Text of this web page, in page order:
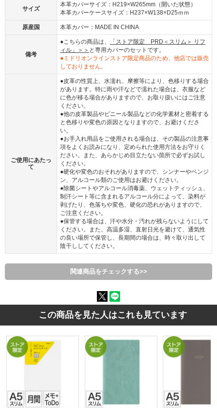
サイズ
本革カバーサイズ：H219×W265mm（開いた状態）
本革カバーケースサイズ：H237×W138×D25ｍｍ
原産国 本革カバー：MADE IN CHINA
備考
●こちらの商品は、
「ストア限定 PRD＜スリム＞ リフ
ィル」＞＞ と専用カバーのセットです。
●ミドリオンラインストア限定商品のため、他店では販売
しておりません。
ご使用にあたっ
て
●皮革の性質上、水濡れ、摩擦等により、色移りする場合
があります。特に雨や汗などで濡れた場合は、衣服など
に色が移る場合がありますので、お取り扱いにはご注意
ください。
●他の皮革製品やビニール製品などの化学素材と密着する
と色移りや変色の原因となりますので、お避けくださ
い。
●お手入れ用品をご使用される場合は、その製品の注意事
項をよくお読みになり、定められた使用方法をお守りく
ださい。また、あらかじめ目立たない箇所で必ずお試し
ください。
●硬化や変色のおそれがありますので、シンナーやベンジ
ン、アルコール類のご使用はお避けください。
●除菌シートやアルコール消毒薬、ウェットティッシュ、
制汗シート等に含まれるアルコール分によって、染料が
剥げたり、色落ちや変色、硬化の恐れがありますので、
ご注意ください。
●保管する場合は、汗や水分・汚れが残らないようにして
ください。また、高温多湿、直射日光を避けて、通気性
の良い場所で保管し、長期間の場合は、時々取り出して
陰干ししてください。
関連商品をチェックする>>
この商品を見た人はこれも見ています